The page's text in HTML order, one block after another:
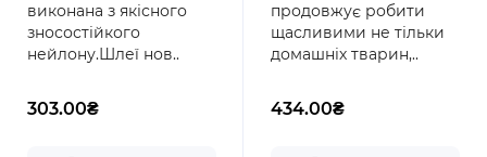
виконана з якісного
зносостійкого
нейлону.Шлеї нов..
303.00₴
продовжує робити
щасливими не тільки
домашніх тварин,..
434.00₴